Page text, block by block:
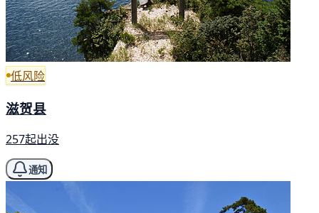
低风险
滋贺县
257起出没
通知